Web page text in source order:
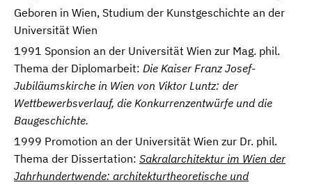
Geboren in Wien, Studium der Kunstgeschichte an der
Universität Wien
1991 Sponsion an der Universität Wien zur Mag. phil.
Thema der Diplomarbeit: Die Kaiser Franz Josef-
Jubiläumskirche in Wien von Viktor Luntz: der
Wettbewerbsverlauf, die Konkurrenzentwürfe und die
Baugeschichte.
1999 Promotion an der Universität Wien zur Dr. phil.
Thema der Dissertation: Sakralarchitektur im Wien der
Jahrhundertwende: architekturtheoretische und